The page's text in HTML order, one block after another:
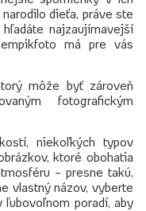
dieťa, práve ste
najzaujímavejší
má pre vás
môže byť zároveň
fotografickým
niekoľkých typov
ktoré obohatia
– presne takú,
vlastný názov, vyberte
poradí, aby